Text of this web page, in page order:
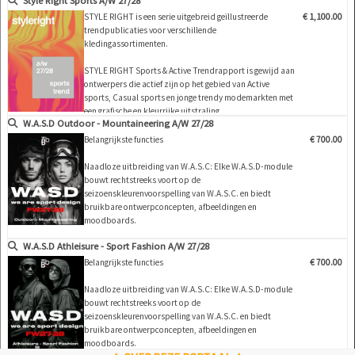
W.A.S.C. kleurvoorspelling
Trendgestuurde ontwerpinspiratie
Sportmodetrends
Ontwerpsjablonen voor sportkleding
Ontwerpconcepten voor hardlopen en training
Outdoor- en bergsportdesign
Athleisure ontwerpinspiratie
carrière-, formele, dag- en avondkleding vallen allemaal
weg. Maar naarmate d…
STYLE RIGHT is een serie uitgebreid geïllustreerde
trendpublicaties voor verschillende
kledingassortimenten.
STYLE RIGHT Sports & Active Trendrapport is gewijd aan
ontwerpers die actief zijn op het gebied van Active
sports, Casual sports en jonge trendy modemarkten met
een grafische en kleurrijke uitstraling.
U vindt er alles wat nodig is voor succesvolle,
marktgerichte en modieuze collecties: Kleuren, specifieke
€ 1,100.00
W.A.S.D Outdoor - Mountaineering A/W 27/28
Belangrijkste functies
Naadloze uitbreiding van W.A.S.C: Elke W.A.S.D-module
bouwt rechtstreeks voort op de
seizoenskleurenvoorspelling van W.A.S.C. en biedt
bruikbare ontwerpconcepten, afbeeldingen en
moodboards.
Gerichte marktfocus:
Hardlopen & Training / Fitness & Yoga: Functionele,
€ 700.00
W.A.S.D Athleisure - Sport Fashion A/W 27/28
Belangrijkste functies
Naadloze uitbreiding van W.A.S.C: Elke W.A.S.D-module
bouwt rechtstreeks voort op de
seizoenskleurenvoorspelling van W.A.S.C. en biedt
bruikbare ontwerpconcepten, afbeeldingen en
moodboards.
€ 700.00